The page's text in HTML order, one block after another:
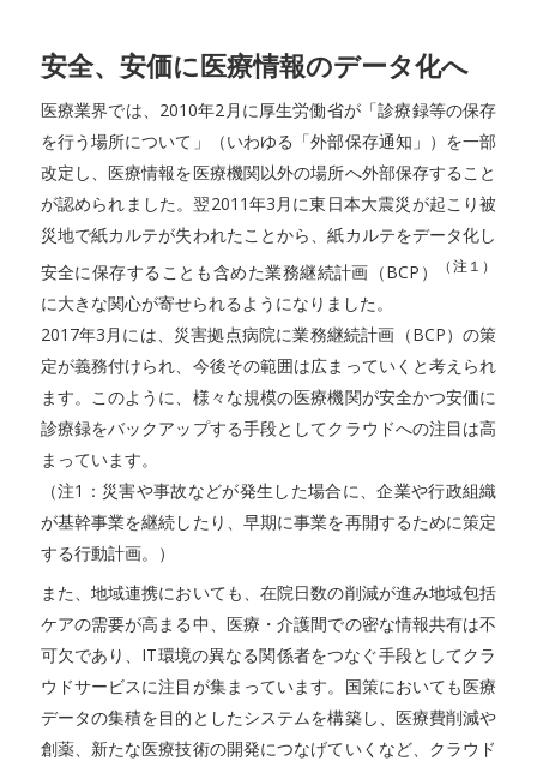
安全、安価に医療情報のデータ化へ
医療業界では、2010年2月に厚生労働省が「診療録等の保存
を行う場所について」（いわゆる「外部保存通知」）を一部
改定し、医療情報を医療機関以外の場所へ外部保存すること
が認められました。翌2011年3月に東日本大震災が起こり被
災地で紙カルテが失われたことから、紙カルテをデータ化し
安全に保存することも含めた業務継続計画（BCP）
（注１）
に大きな関心が寄せられるようになりました。
2017年3月には、災害拠点病院に業務継続計画（BCP）の策
定が義務付けられ、今後その範囲は広まっていくと考えられ
ます。このように、様々な規模の医療機関が安全かつ安価に
診療録をバックアップする手段としてクラウドへの注目は高
まっています。
（注1：災害や事故などが発生した場合に、企業や行政組織
が基幹事業を継続したり、早期に事業を再開するために策定
する行動計画。）
また、地域連携においても、在院日数の削減が進み地域包括
ケアの需要が高まる中、医療・介護間での密な情報共有は不
可欠であり、IT環境の異なる関係者をつなぐ手段としてクラ
ウドサービスに注目が集まっています。国策においても医療
データの集積を目的としたシステムを構築し、医療費削減や
創薬、新たな医療技術の開発につなげていくなど、クラウド